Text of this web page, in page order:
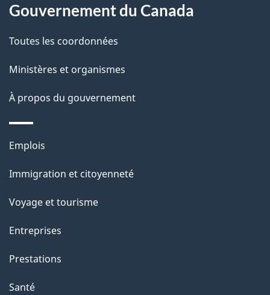
i
l
s
d
e
l
a
p
a
g
e
propos
de
ce
site
Gouvernement du Canada
Toutes les coordonnées
Ministères et organismes
À propos du gouvernement
Thèmes
sujets
Emplois
Immigration et citoyenneté
Voyage et tourisme
Entreprises
Prestations
Santé